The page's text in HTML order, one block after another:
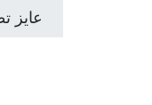
عايز